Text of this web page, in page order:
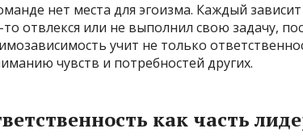
нет места для эгоизма. Каждый
то отвлекся или не выполнил свою задачу,
учит не только
чувств и потребностей других.
как часть